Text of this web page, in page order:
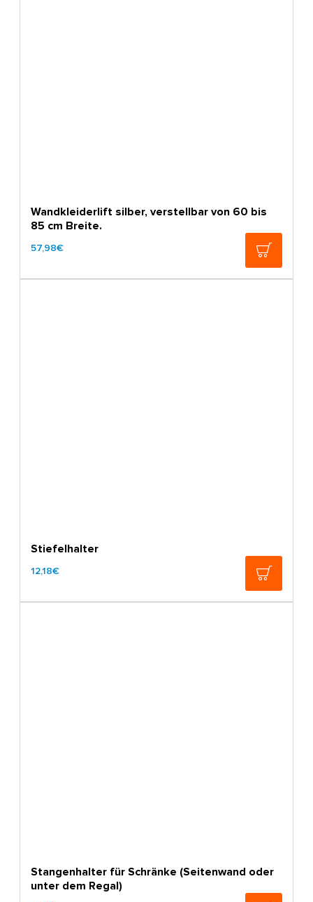
Wandkleiderlift silber, verstellbar von 60 bis
85 cm Breite.
57,98€
Stiefelhalter
12,18€
Stangenhalter für Schränke (Seitenwand oder
unter dem Regal)